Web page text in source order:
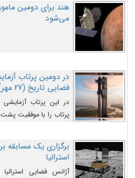
هند برای دومین
می‌شود
در دومین پرتاب
فضایی تاریخ (27 مهر‌) چه اتفاقی افتاد؟
در این پرتاب
پرتاب را با موفقیت
را وارد مسیر از پیش
مکانیزم جدید با موفقیت
برگزاری یک مسابقه
استرالیا
آژانس فضایی